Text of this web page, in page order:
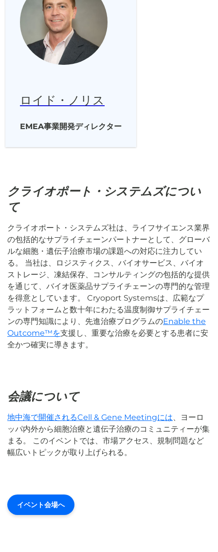
ロイド・ノリス
EMEA事業開発ディレクター
クライオポート・システムズについ
て
クライオポート・システムズ社は、ライフサイエンス業界
の包括的なサプライチェーンパートナーとして、グローバ
ルな細胞・遺伝子治療市場の課題への対応に注力してい
る。 当社は、ロジスティクス、バイオサービス、バイオ
ストレージ、凍結保存、コンサルティングの包括的な提供
を通じて、バイオ医薬品サプライチェーンの専門的な管理
を得意としています。 Cryoport Systemsは、広範なプ
ラットフォームと数十年にわたる温度制御サプライチェー
ンの専門知識により、先進治療プログラムのEnable the
Outcome™を支援し、重要な治療を必要とする患者に安
全かつ確実に導きます。
会議について
地中海で開催されるCell & Gene Meetingには、ヨーロ
ッパ内外から細胞治療と遺伝子治療のコミュニティーが集
まる。 このイベントでは、市場アクセス、規制問題など
幅広いトピックが取り上げられる。
イベント会場へ